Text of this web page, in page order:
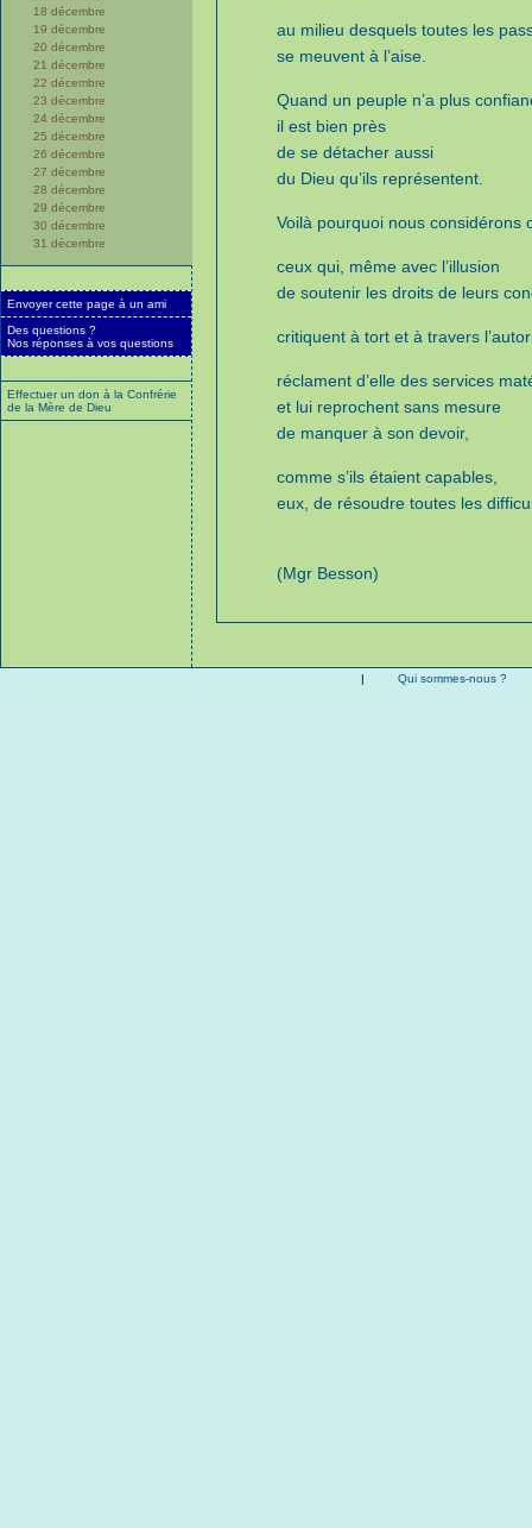
18 décembre
19 décembre
20 décembre
21 décembre
22 décembre
23 décembre
24 décembre
25 décembre
26 décembre
27 décembre
28 décembre
29 décembre
30 décembre
31 décembre
Envoyer cette page à un ami
Des questions ?
Nos réponses à vos questions
Effectuer un don à la Confrérie
de la Mère de Dieu
au milieu desquels toutes les
se meuvent à l’aise.
Quand un peuple n’a plus
il est bien près
de se détacher aussi
du Dieu qu’ils représentent.
Voilà pourquoi nous considérons
ceux qui, même avec l’illusion
de soutenir les droits de leurs
critiquent à tort et à travers
réclament d’elle des services
et lui reprochent sans mesure
de manquer à son devoir,
comme s’ils étaient capables,
eux, de résoudre toutes les
(Mgr Besson)
| Qui sommes-nous ?